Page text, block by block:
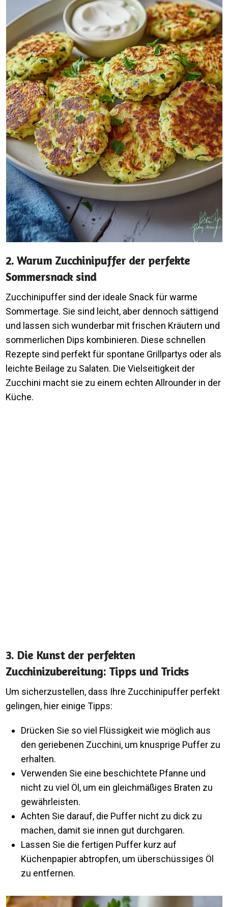
2. Warum Zucchinipuffer der perfekte
Sommersnack sind
Zucchinipuffer sind der ideale Snack für warme
Sommertage. Sie sind leicht, aber dennoch sättigend
und lassen sich wunderbar mit frischen Kräutern und
sommerlichen Dips kombinieren. Diese schnellen
Rezepte sind perfekt für spontane Grillpartys oder als
leichte Beilage zu Salaten. Die Vielseitigkeit der
Zucchini macht sie zu einem echten Allrounder in der
Küche.
3. Die Kunst der perfekten
Zucchinizubereitung: Tipps und Tricks
Um sicherzustellen, dass Ihre Zucchinipuffer perfekt
gelingen, hier einige Tipps:
Drücken Sie so viel Flüssigkeit wie möglich aus
den geriebenen Zucchini, um knusprige Puffer zu
erhalten.
Verwenden Sie eine beschichtete Pfanne und
nicht zu viel Öl, um ein gleichmäßiges Braten zu
gewährleisten.
Achten Sie darauf, die Puffer nicht zu dick zu
machen, damit sie innen gut durchgaren.
Lassen Sie die fertigen Puffer kurz auf
Küchenpapier abtropfen, um überschüssiges Öl
zu entfernen.